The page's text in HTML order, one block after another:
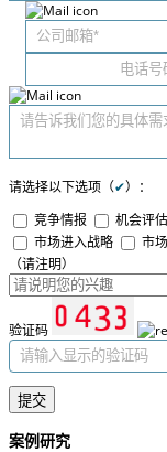
请选择以下选项（✔）：
竞争情报
机会评估
市场进入战略
市
（请注明）
验证码
提交
案例研究